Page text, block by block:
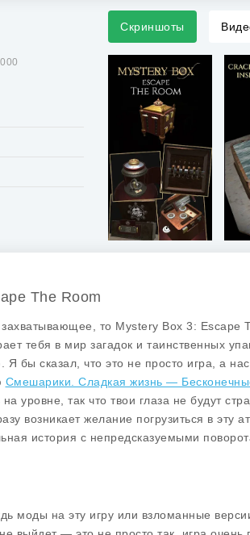
Скриншоты
The Room
то Mystery Box 3: Escape
тебя в мир загадок и таинственных
Я бы сказал, что это не просто игра, а
Смешарики. Сладкая жизнь —
уровне, так что твои глаза не будут
возникает желание погрузиться в эту
история с непредсказуемыми
моды на эту игру или взломанные